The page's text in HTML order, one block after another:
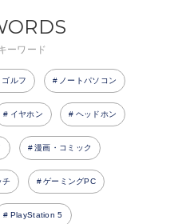
ーワード
ゴルフ ノートパソコン
イヤホン ヘッドホン
漫画・コミック
チ ゲーミングPC
PlayStation 5